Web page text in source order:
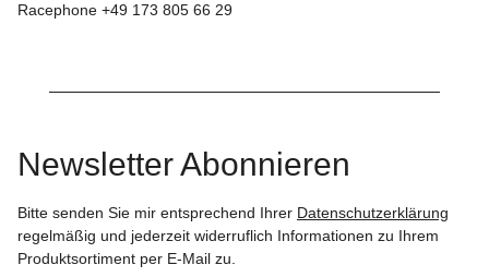
Racephone +49 173 805 66 29
Newsletter Abonnieren
Bitte senden Sie mir entsprechend Ihrer Datenschutzerklärung
regelmäßig und jederzeit widerruflich Informationen zu Ihrem
Produktsortiment per E-Mail zu.